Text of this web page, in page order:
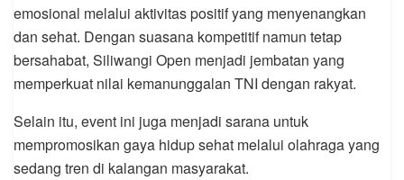
emosional melalui aktivitas positif yang menyenangkan
dan sehat. Dengan suasana kompetitif namun tetap
bersahabat, Siliwangi Open menjadi jembatan yang
memperkuat nilai kemanunggalan TNI dengan rakyat.
Selain itu, event ini juga menjadi sarana untuk
mempromosikan gaya hidup sehat melalui olahraga yang
sedang tren di kalangan masyarakat.